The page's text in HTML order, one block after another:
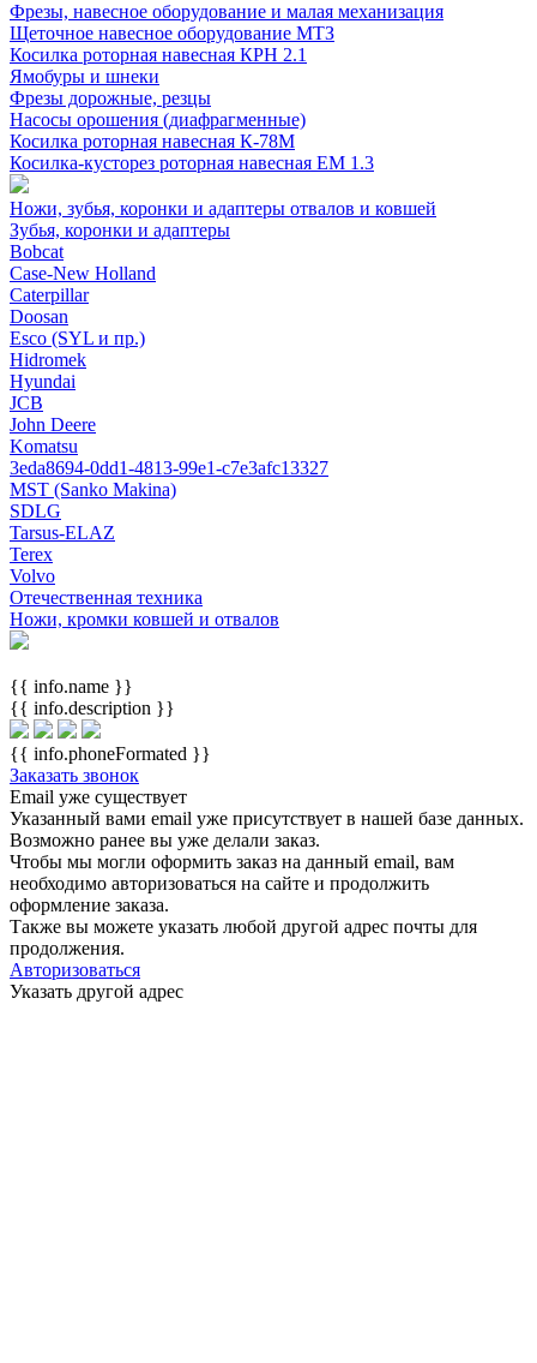
Фрезы, навесное оборудование и малая механизация
Щеточное навесное оборудование МТЗ
Косилка роторная навесная КРН 2.1
Ямобуры и шнеки
Фрезы дорожные, резцы
Насосы орошения (диафрагменные)
Косилка роторная навесная К-78М
Косилка-кусторез роторная навесная ЕМ 1.3
Ножи, зубья, коронки и адаптеры отвалов и ковшей
Зубья, коронки и адаптеры
Bobcat
Case-New Holland
Caterpillar
Doosan
Esco (SYL и пр.)
Hidromek
Hyundai
JCB
John Deere
Komatsu
3eda8694-0dd1-4813-99e1-c7e3afc13327
MST (Sanko Makina)
SDLG
Tarsus-ELAZ
Terex
Volvo
Отечественная техника
Ножи, кромки ковшей и отвалов
{{ info.name }}
{{ info.description }}
{{ info.phoneFormated }}
Заказать звонок
Email уже существует
Указанный вами email уже присутствует в нашей базе данных.
Возможно ранее вы уже делали заказ.
Чтобы мы могли оформить заказ на данный email, вам
необходимо авторизоваться на сайте и продолжить
оформление заказа.
Также вы можете указать любой другой адрес почты для
продолжения.
Авторизоваться
Указать другой адрес